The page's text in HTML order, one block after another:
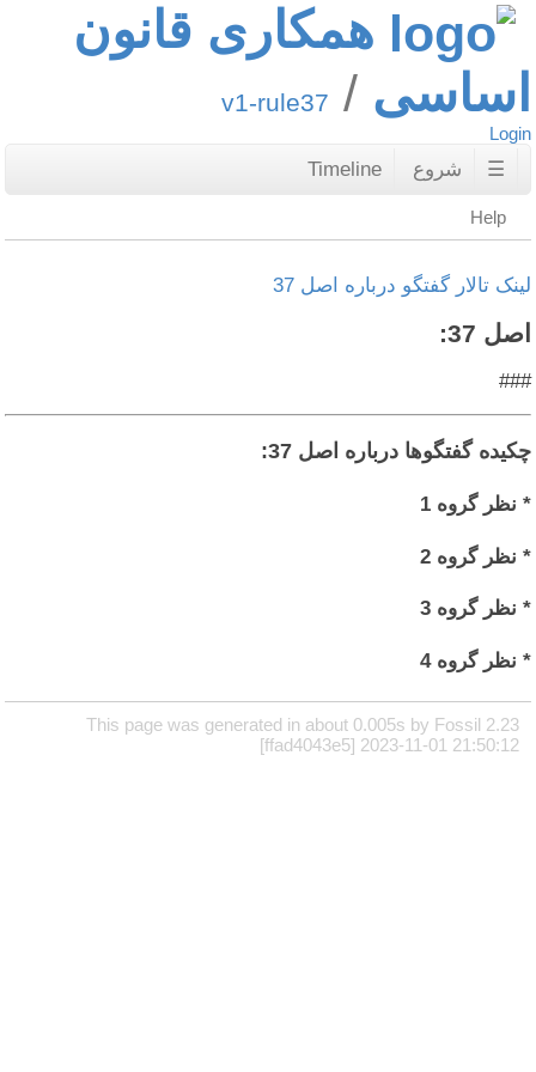
همکاری قانون
اساسی
v1-rule37
Login
☰ شروع Timeline
Help
لینک تالار گفتگو درباره اصل 37
اصل 37:
###
چکیده گفتگوها درباره اصل 37:
* نظر گروه 1
* نظر گروه 2
* نظر گروه 3
* نظر گروه 4
This page was generated in about 0.005s by Fossil 2.23
[ffad4043e5] 2023-11-01 21:50:12